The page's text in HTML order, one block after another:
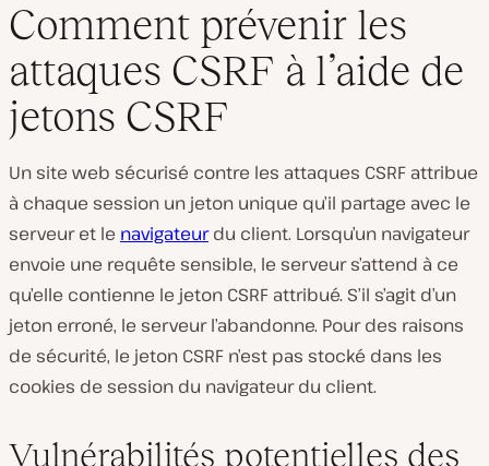
Comment prévenir les
attaques CSRF à l’aide de
jetons CSRF
Un site web sécurisé contre les attaques CSRF attribue
à chaque session un jeton unique qu’il partage avec le
serveur et le navigateurdu client. Lorsqu’un navigateur
envoie une requête sensible, le serveur s’attend à ce
qu’elle contienne le jeton CSRF attribué. S’il s’agit d’un
jeton erroné, le serveur l’abandonne. Pour des raisons
de sécurité, le jeton CSRF n’est pas stocké dans les
cookies de session du navigateur du client.
Vulnérabilités potentielles des